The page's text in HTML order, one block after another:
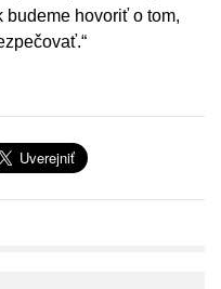
budeme hovoriť o tom,